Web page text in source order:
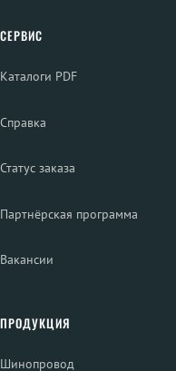
СЕРВИС
Каталоги PDF
Справка
Статус заказа
Партнёрская программа
Вакансии
ПРОДУКЦИЯ
Шинопровод